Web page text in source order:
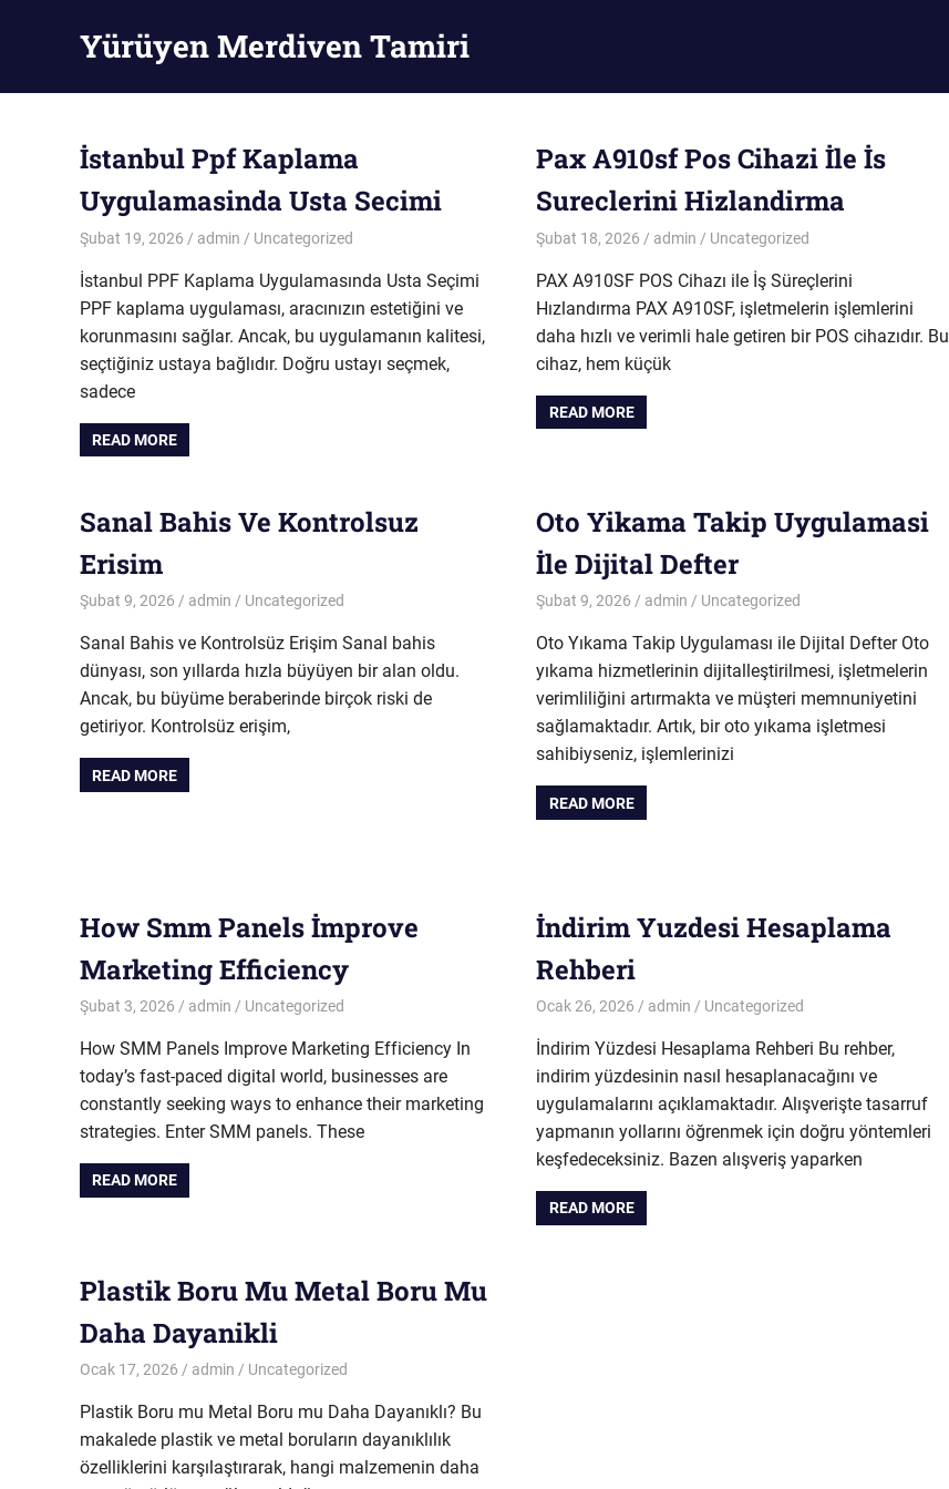
Yürüyen Merdiven Tamiri
İstanbul Ppf Kaplama
Uygulamasinda Usta Secimi
Şubat 19, 2026 admin Uncategorized
İstanbul PPF Kaplama Uygulamasında Usta Seçimi
PPF kaplama uygulaması, aracınızın estetiğini ve
korunmasını sağlar. Ancak, bu uygulamanın kalitesi,
seçtiğiniz ustaya bağlıdır. Doğru ustayı seçmek,
sadece
READ MORE
Pax A910sf Pos Cihazi İle İs
Sureclerini Hizlandirma
Şubat 18, 2026 admin Uncategorized
PAX A910SF POS Cihazı ile İş Süreçlerini
Hızlandırma PAX A910SF, işletmelerin işlemlerini
daha hızlı ve verimli hale getiren bir POS cihazıdır. Bu
cihaz, hem küçük
READ MORE
Sanal Bahis Ve Kontrolsuz
Erisim
Şubat 9, 2026 admin Uncategorized
Sanal Bahis ve Kontrolsüz Erişim Sanal bahis
dünyası, son yıllarda hızla büyüyen bir alan oldu.
Ancak, bu büyüme beraberinde birçok riski de
getiriyor. Kontrolsüz erişim,
READ MORE
Oto Yikama Takip Uygulamasi
İle Dijital Defter
Şubat 9, 2026 admin Uncategorized
Oto Yıkama Takip Uygulaması ile Dijital Defter Oto
yıkama hizmetlerinin dijitalleştirilmesi, işletmelerin
verimliliğini artırmakta ve müşteri memnuniyetini
sağlamaktadır. Artık, bir oto yıkama işletmesi
sahibiyseniz, işlemlerinizi
READ MORE
How Smm Panels İmprove
Marketing Efficiency
Şubat 3, 2026 admin Uncategorized
How SMM Panels Improve Marketing Efficiency In
today’s fast-paced digital world, businesses are
constantly seeking ways to enhance their marketing
strategies. Enter SMM panels. These
READ MORE
İndirim Yuzdesi Hesaplama
Rehberi
Ocak 26, 2026 admin Uncategorized
İndirim Yüzdesi Hesaplama Rehberi Bu rehber,
indirim yüzdesinin nasıl hesaplanacağını ve
uygulamalarını açıklamaktadır. Alışverişte tasarruf
yapmanın yollarını öğrenmek için doğru yöntemleri
keşfedeceksiniz. Bazen alışveriş yaparken
READ MORE
Plastik Boru Mu Metal Boru Mu
Daha Dayanikli
Ocak 17, 2026 admin Uncategorized
Plastik Boru mu Metal Boru mu Daha Dayanıklı? Bu
makalede plastik ve metal boruların dayanıklılık
özelliklerini karşılaştırarak, hangi malzemenin daha